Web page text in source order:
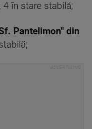
4 în stare stabilă;
Pantelimon" din